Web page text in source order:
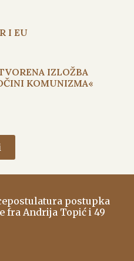
I EU
IZLOŽBA
KOMUNIZMA«
postupka
fra Andrija Topić i 49